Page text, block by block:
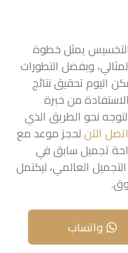
يمثل خطوة
وبفضل التطورات
اليوم تحقيق نتائج
من خبرة
نحو الطريق الذي
الآنلحجز موعد مع
تجميل سابق في
العالمي، ليكتمل
واتساب